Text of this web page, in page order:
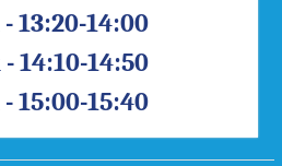
13:20-14:00
14:10-14:50
15:00-15:40